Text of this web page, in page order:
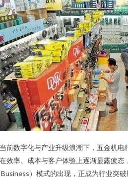
前数字化与产业升级浪潮下，五金机
效率、成本与客户体验上逐渐显露疲态
）模式的出现，正成为行业突破